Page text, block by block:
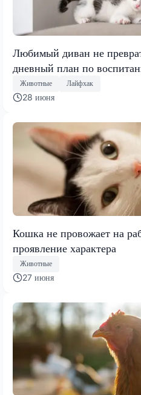
Любимый диван не
дневный план по
Животные Лайфхак
28 июня
Кошка не провожает на
проявление характера
Животные
27 июня